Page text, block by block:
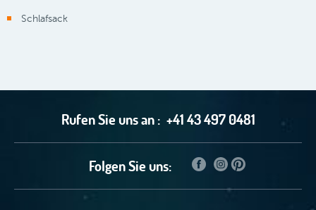
Schlafsack
Rufen Sie uns an : +41 43 497 0481
Folgen Sie uns: